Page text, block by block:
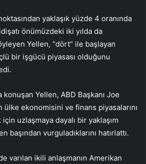
yaklaşık yüzde 4 oranında
önümüzdeki iki yılda da
Yellen, “dört” ile başlayan
bir işgücü piyasası olduğunu
konuşan Yellen, ABD Başkanı Joe
ekonomisini ve finans piyasalarını
uzlaşmaya dayalı bir yaklaşım
başından vurguladıklarını hatırlattı.
varılan ikili anlaşmanın Amerikan